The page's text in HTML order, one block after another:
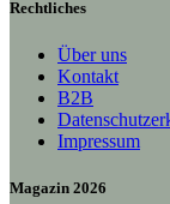
Rechtliches
Über uns
Kontakt
B2B
Impressum
Magazin 2026